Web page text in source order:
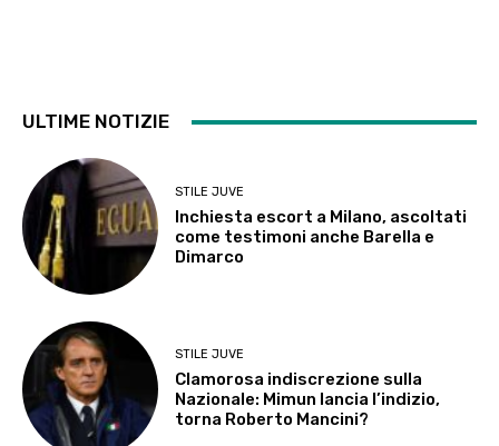
ULTIME NOTIZIE
STILE JUVE
Inchiesta escort a Milano, ascoltati
come testimoni anche Barella e
Dimarco
STILE JUVE
Clamorosa indiscrezione sulla
Nazionale: Mimun lancia l’indizio,
torna Roberto Mancini?